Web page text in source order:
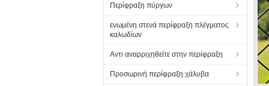
Περίφραξη πύργων
ενωμένη στενά περίφραξη πλέγματος
καλωδίων
Αντι αναρριχηθείτε στην περίφραξη
Προσωρινή περίφραξη χάλυβα